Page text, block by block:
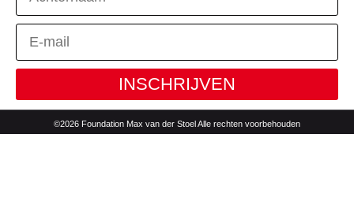
INSCHRIJVEN
©2026 Foundation Max van der Stoel Alle rechten voorbehouden